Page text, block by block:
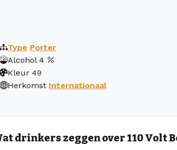
Type Porter
Alcohol 4
Kleur 49
Herkomst Internationaal
drinkers zeggen over 110 Volt